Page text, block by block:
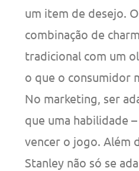
um item de desejo.
combinação de
tradicional com um
o que o consumidor
No marketing, ser
que uma habilidade
vencer o jogo. Além
Stanley não só se